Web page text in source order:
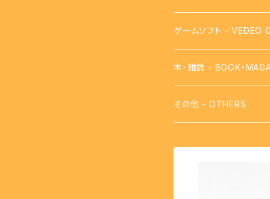
ゲームソフト - VEDEO
【FC】ファミコン -
【FDS】ディスクシステ
本・雑誌 - BOOK・
攻略本
その他 - OTHERS